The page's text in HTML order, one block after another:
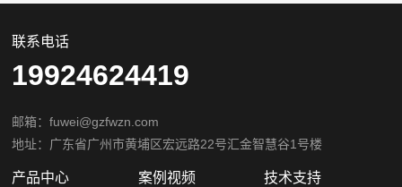
联系电话
19924624419
邮箱：fuwei@gzfwzn.com
地址：广东省广州市黄埔区宏远路22号汇金智慧谷1号楼
产品中心 案例视频
技术支持